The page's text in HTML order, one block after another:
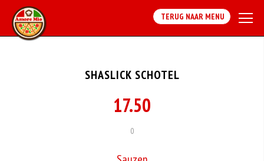
TERUG NAAR MENU
SHASLICK SCHOTEL
17.50
0